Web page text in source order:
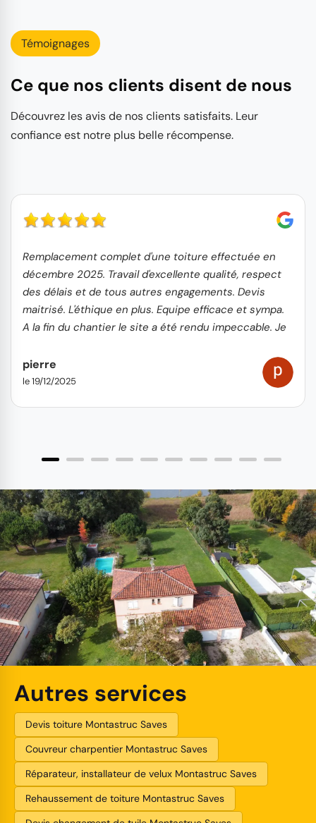
Témoignages
Ce que nos clients disent de nous
Découvrez les avis de nos clients satisfaits. Leur
confiance est notre plus belle récompense.
Remplacement complet d'une toiture effectuée en
décembre 2025. Travail d'excellente qualité, respect
des délais et de tous autres engagements. Devis
maitrisé. L'éthique en plus. Equipe efficace et sympa.
A la fin du chantier le site a été rendu impeccable. Je
pierre
le 19/12/2025
Autres services
Devis toiture Montastruc Saves
Couvreur charpentier Montastruc Saves
Réparateur, installateur de velux Montastruc Saves
Rehaussement de toiture Montastruc Saves